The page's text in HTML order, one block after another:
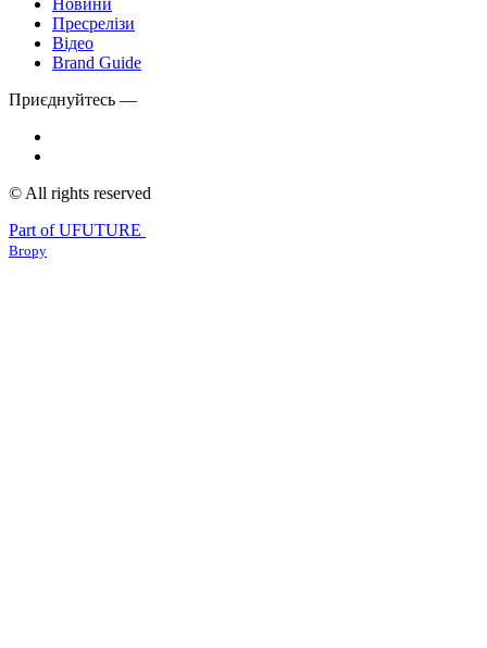
Новини
Пресрелізи
Відео
Brand Guide
Приєднуйтесь —
© All rights reserved
Part of UFUTURE
Вгору